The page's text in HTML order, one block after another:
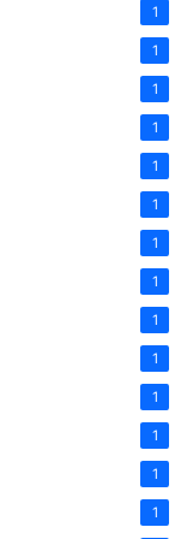
1
1
1
1
1
1
1
1
1
1
1
1
1
1